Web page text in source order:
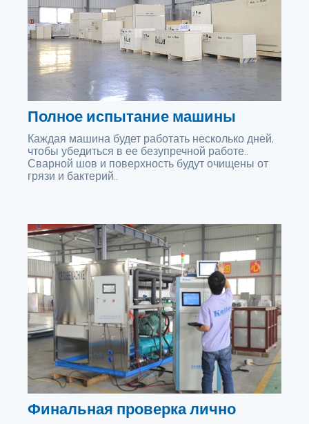
Полное испытание машины
Каждая машина будет работать несколько дней,
чтобы убедиться в ее безупречной работе..
Сварной шов и поверхность будут очищены от
грязи и бактерий..
Финальная проверка лично